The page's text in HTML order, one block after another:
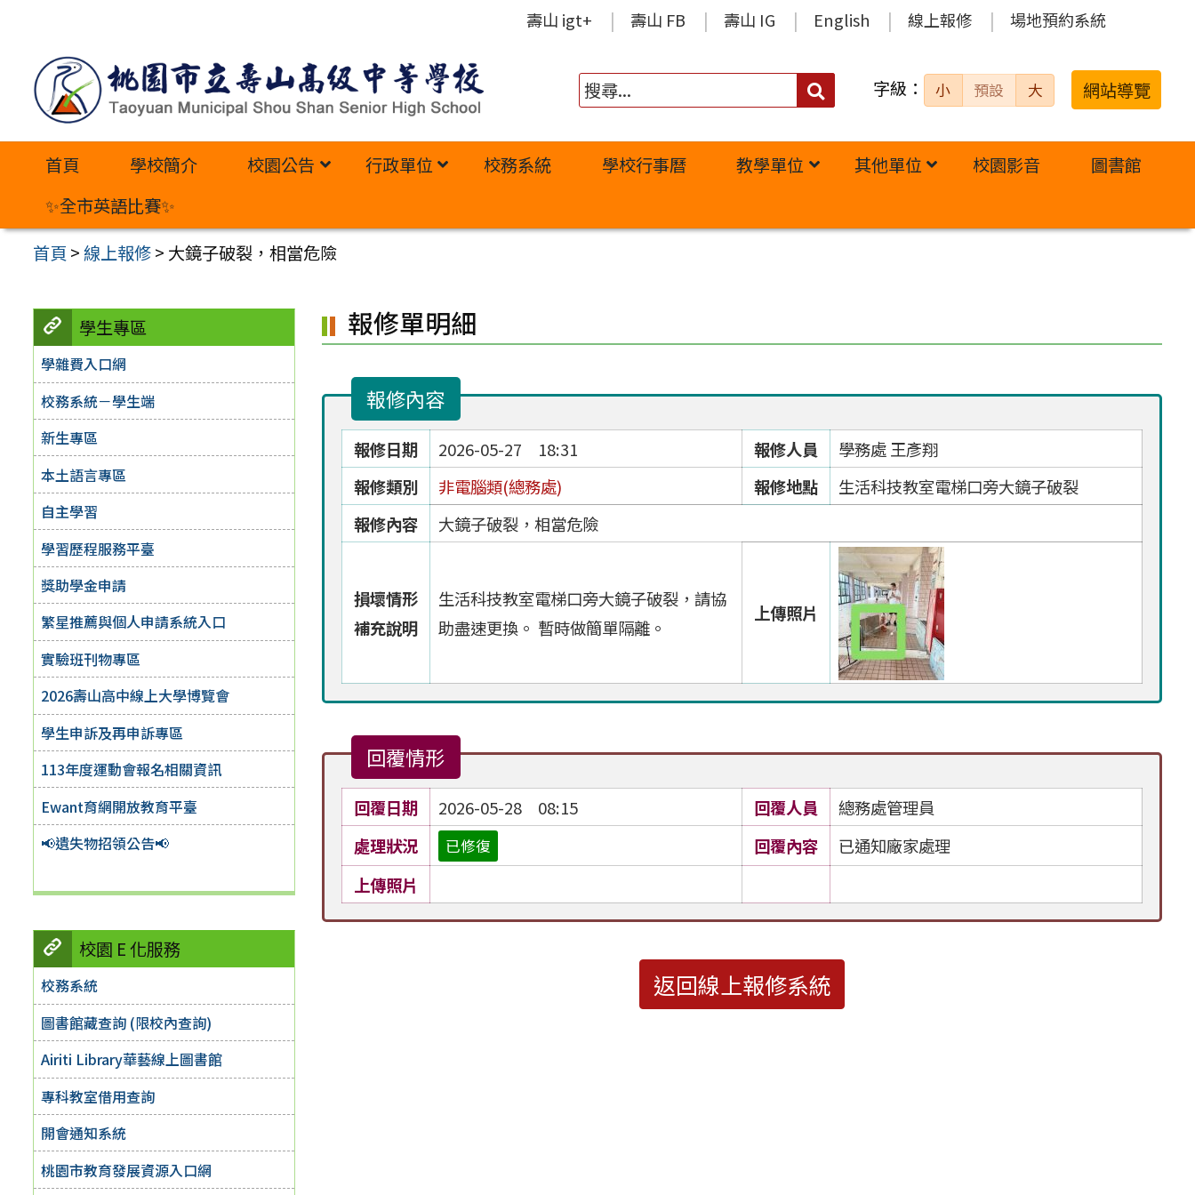
內
壽山 igt+ 壽山 FB 壽山 IG English 線上報修 場地預約系統
搜
字級： 小 預設 大 網站導覽
首頁 學校簡介 校園公告 行政單位 校務系統 學校行事曆 教學單位 其他單位 校園影音
圖書館
✨全市英語比賽✨
首頁 >線上報修> 大鏡子破裂，相當危險
學生專區
學雜費入口網
校務系統－學生端
新生專區
本土語言專區
自主學習
學習歷程服務平臺
獎助學金申請
繁星推薦與個人申請系統入口
實驗班刊物專區
2026壽山高中線上大學博覽會
學生申訴及再申訴專區
113年度運動會報名相關資訊
Ewant育網開放教育平臺
📢遺失物招領公告📢
校園 E 化服務
校務系統
圖書館藏查詢 (限校內查詢)
Airiti Library華藝線上圖書館
專科教室借用查詢
開會通知系統
桃園市教育發展資源入口網
報修單明細
報修內容
報修日期 2026-05-27 18:31 報修人員
學務處 王彥翔
報修類別
非電腦類(總務處) 報修地點
生活科技教室電梯口旁大鏡子破裂
報修內容
大鏡子破裂，相當危險
損壞情形
補充說明
生活科技教室電梯口旁大鏡子破裂，請協
助盡速更換。 暫時做簡單隔離。
上傳照片
回覆情形
回覆日期 2026-05-28 08:15 回覆人員
總務處管理員
處理狀況
已修復 回覆內容
已通知廠家處理
上傳照片
返回線上報修系統